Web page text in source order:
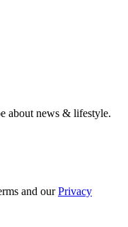
about news & lifestyle.
and ourPrivacy